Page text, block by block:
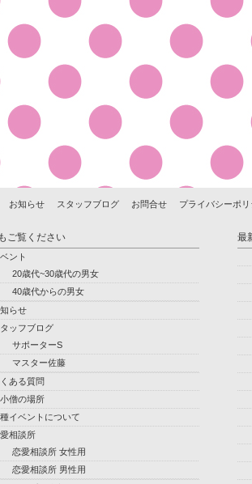
お知らせ スタッフブログ お問合せ プライバシーポリ
ご覧ください
ント
20歳代~30歳代の男女
40歳代からの男女
らせ
ッフブログ
サポーターS
マスター佐藤
ある質問
僧の場所
イベントについて
相談所
恋愛相談所 女性用
恋愛相談所 男性用
最